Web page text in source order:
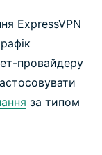
ExpressVPN
провайдеру
за типом